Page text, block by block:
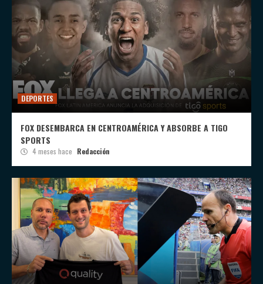
DEPORTES
FOX DESEMBARCA EN CENTROAMÉRICA Y ABSORBE A TIGO
SPORTS
4 meses hace Redacción